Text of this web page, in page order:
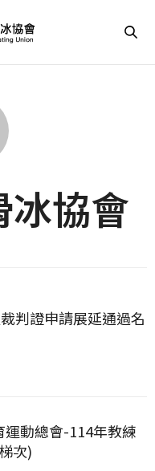
冰協會
判證申請展延通過名
運動總會-114年教練
次)